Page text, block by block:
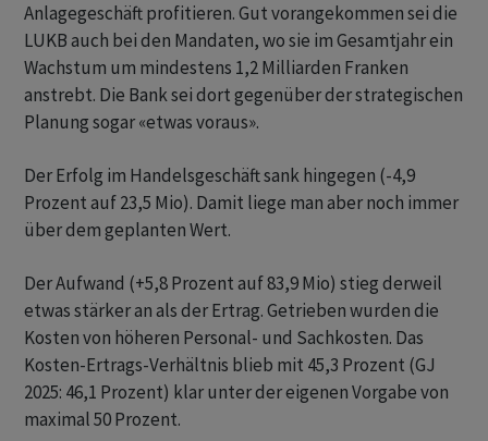
Anlagegeschäft profitieren. Gut vorangekommen sei die
LUKB auch bei den Mandaten, wo sie im Gesamtjahr ein
Wachstum um mindestens 1,2 Milliarden Franken
anstrebt. Die Bank sei dort gegenüber der strategischen
Planung sogar «etwas voraus».
Der Erfolg im Handelsgeschäft sank hingegen (-4,9
Prozent auf 23,5 Mio). Damit liege man aber noch immer
über dem geplanten Wert.
Der Aufwand (+5,8 Prozent auf 83,9 Mio) stieg derweil
etwas stärker an als der Ertrag. Getrieben wurden die
Kosten von höheren Personal- und Sachkosten. Das
Kosten-Ertrags-Verhältnis blieb mit 45,3 Prozent (GJ
2025: 46,1 Prozent) klar unter der eigenen Vorgabe von
maximal 50 Prozent.